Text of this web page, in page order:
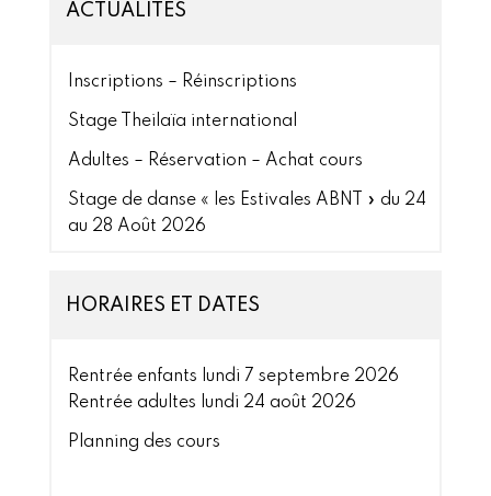
ACTUALITÉS
Inscriptions – Réinscriptions
Stage Theilaïa international
Adultes – Réservation – Achat cours
Stage de danse « les Estivales ABNT » du 24
au 28 Août 2026
HORAIRES ET DATES
Rentrée enfants lundi 7 septembre 2026
Rentrée adultes lundi 24 août 2026
Planning des cours